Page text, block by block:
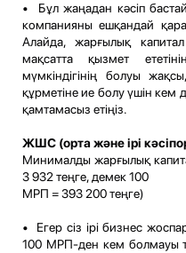
• Бұл жаңадан кәсіп
компанияны ешқандай
Алайда, жарғылық
мақсатта қызмет
мүмкіндігінің болуы
құрметіне ие болу үшін кем
қамтамасыз етіңіз.
ЖШС (орта және ірі
Минималды жарғылық
3 932 теңге, демек 100
МРП = 393 200 теңге)
• Егер сіз ірі бизнес
100 МРП-ден кем болмауы